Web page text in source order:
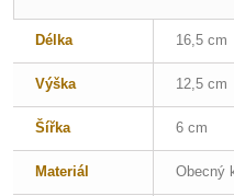
Délka 16,5 cm
Výška 12,5 cm
Šířka 6 cm
Materiál Obecný